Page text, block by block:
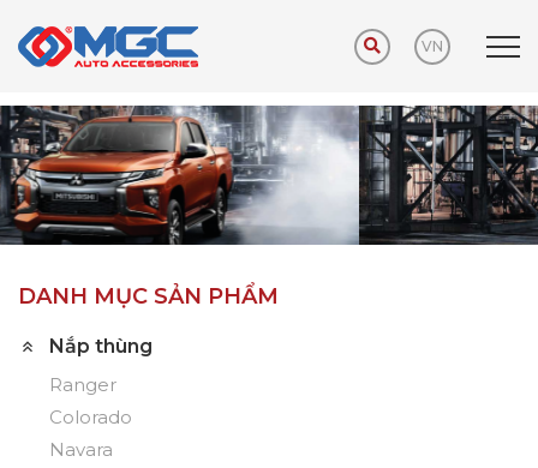
VN
Trang chủ Sản phẩm Triton
DANH MỤC SẢN PHẨM
Nắp thùng
Ranger
Colorado
Navara